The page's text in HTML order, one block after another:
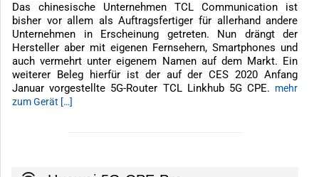
Das chinesische Unternehmen TCL Communication ist
bisher vor allem als Auftragsfertiger für allerhand andere
Unternehmen in Erscheinung getreten. Nun drängt der
Hersteller aber mit eigenen Fernsehern, Smartphones und
auch vermehrt unter eigenem Namen auf dem Markt. Ein
weiterer Beleg hierfür ist der auf der CES 2020 Anfang
Januar vorgestellte 5G-Router TCL Linkhub 5G CPE. mehr
zum Gerät […]